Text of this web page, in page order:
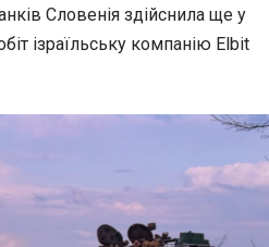
Словенія здійснила ще у
ізраїльську компанію Elbit